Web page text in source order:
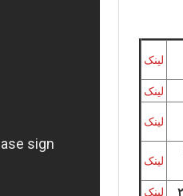
لینک
لینک
لینک
لینک
لینک